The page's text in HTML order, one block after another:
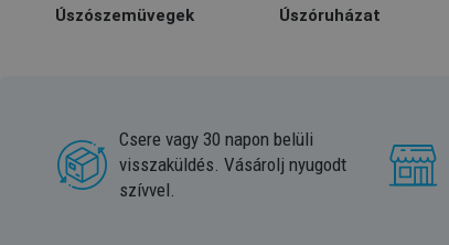
Úszószemüvegek Úszóruházat
Csere vagy 30 napon belüli
visszaküldés. Vásárolj nyugodt
szívvel.